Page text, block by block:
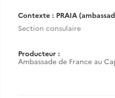
Contexte : PRAIA
Section consulaire
Producteur :
Ambassade de France au